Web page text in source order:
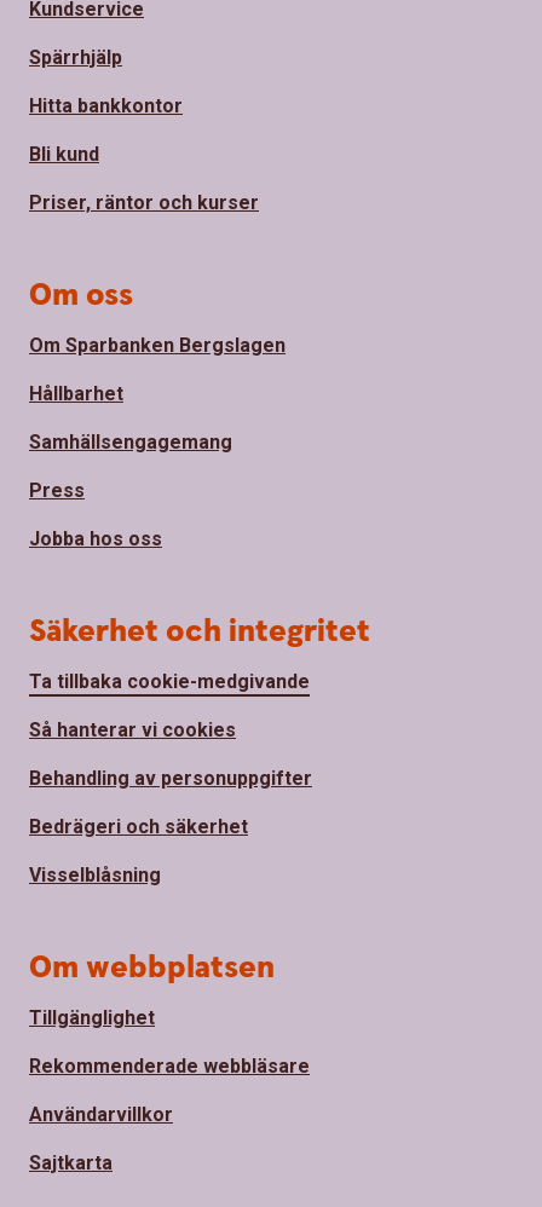
Kundservice
Spärrhjälp
Hitta bankkontor
Bli kund
Priser, räntor och kurser
Om oss
Om Sparbanken Bergslagen
Hållbarhet
Samhällsengagemang
Press
Jobba hos oss
Säkerhet och integritet
Ta tillbaka cookie-medgivande
Så hanterar vi cookies
Behandling av personuppgifter
Bedrägeri och säkerhet
Visselblåsning
Om webbplatsen
Tillgänglighet
Rekommenderade webbläsare
Användarvillkor
Sajtkarta